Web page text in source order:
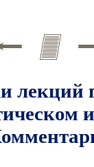
лекций